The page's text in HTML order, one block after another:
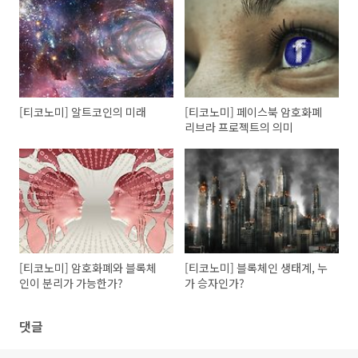
[티코노미] 알트코인의 미래
[티코노미] 페이스북 암호화폐
리브라 프로젝트의 의미
[티코노미] 암호화폐와 블록체
인이 분리가 가능한가?
[티코노미] 블록체인 생태계, 누
가 승자인가?
댓글